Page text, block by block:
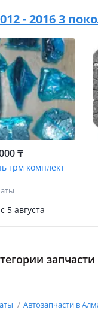
- 2016 3
₸
грм комплект
c 5 августа
запчасти
Автозапчасти в